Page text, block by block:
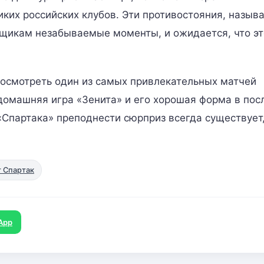
российских клубов. Эти противостояния,
незабываемые моменты, и ожидается, что
один из самых привлекательных матчей
игра «Зенита» и его хорошая форма в
преподнести сюрприз всегда
Спартак